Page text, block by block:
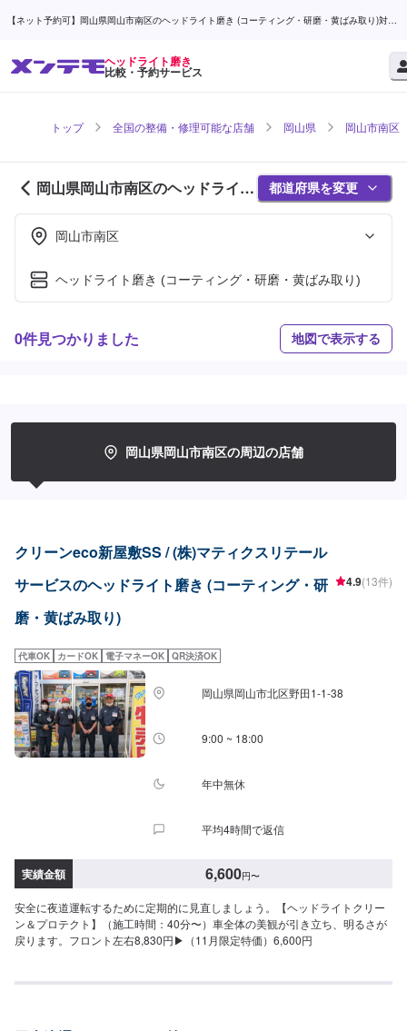
【ネット予約可】岡山県岡山市南区のヘッドライト磨き (コーティング・研磨・黄ばみ取り)対応
ヘッドライト磨き
比較・予約サービス
トップ 全国の整備・修理可能な店舗 岡山県 岡山市南区
岡山県岡山市南区のヘッドライト
磨き対応店舗紹介 (1ページ目)
都道府県を変更
岡山市南区
ヘッドライト磨き (コーティング・研磨・黄ばみ取り)
0件見つかりました 地図で表示する
岡山県岡山市南区の周辺の店舗
クリーンeco新屋敷SS / (株)マティクスリテール
サービスのヘッドライト磨き (コーティング・研
磨・黄ばみ取り)
4.9(13件)
代車OK カードOK 電子マネーOK QR決済OK
岡山県岡山市北区野田1-1-38
9:00 ~ 18:00
年中無休
平均4時間で返信
実績金額 6,600円〜
安全に夜道運転するために定期的に見直しましょう。【ヘッドライトクリー
ン＆プロテクト】（施工時間：40分〜）車全体の美観が引き立ち、明るさが
戻ります。フロント左右8,830円▶︎（11月限定特価）6,600円